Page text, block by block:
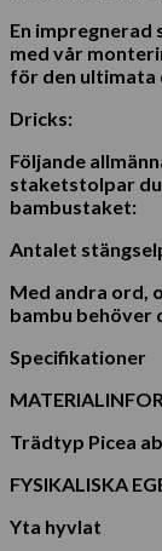
En
med vår
för den ultimata
Dricks:
Följande
staketstolpar
bambustaket:
Antalet
Med andra ord,
bambu behöver
Specifikationer
Trädtyp Picea
FYSIKALISKA
Yta hyvlat